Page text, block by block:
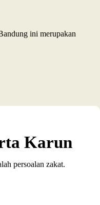
ini merupakan
Karun
persoalan zakat.